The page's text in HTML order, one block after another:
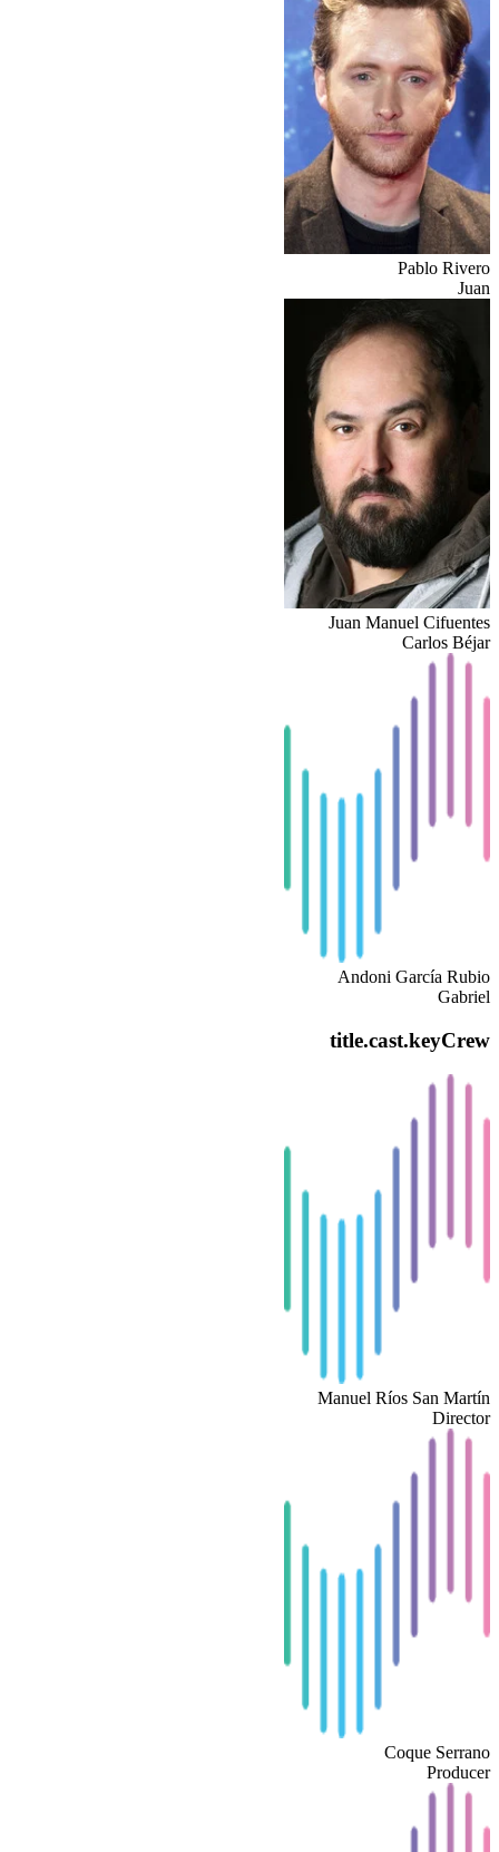
Pablo Rivero
Juan
Juan Manuel Cifuentes
Carlos Béjar
Andoni García Rubio
Gabriel
title.cast.keyCrew
Manuel Ríos San Martín
Director
Coque Serrano
Producer